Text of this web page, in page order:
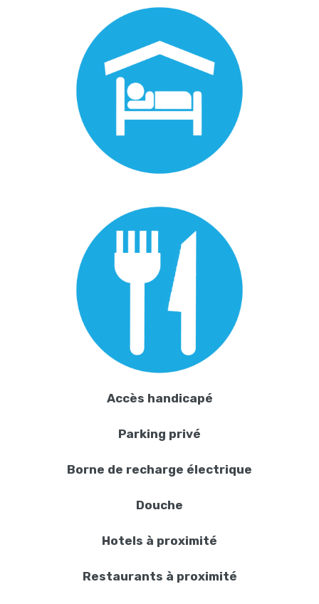
Accès handicapé
Parking privé
Borne de recharge électrique
Douche
Hotels à proximité
Restaurants à proximité